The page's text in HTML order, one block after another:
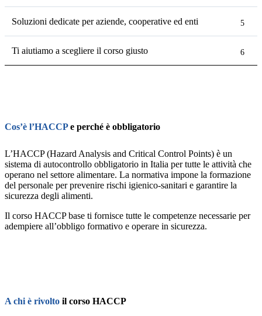
Soluzioni dedicate per aziende, cooperative ed enti
Ti aiutiamo a scegliere il corso giusto
Cos’è l’HACCPe perché è obbligatorio
L’HACCP (Hazard Analysis and Critical Control Points) è un
sistema di autocontrollo obbligatorio in Italia per tutte le attività che
operano nel settore alimentare. La normativa impone la formazione
del personale per prevenire rischi igienico-sanitari e garantire la
sicurezza degli alimenti.
Il corso HACCP base ti fornisce tutte le competenze necessarie per
adempiere all’obbligo formativo e operare in sicurezza.
A chi è rivolto il corso HACCP